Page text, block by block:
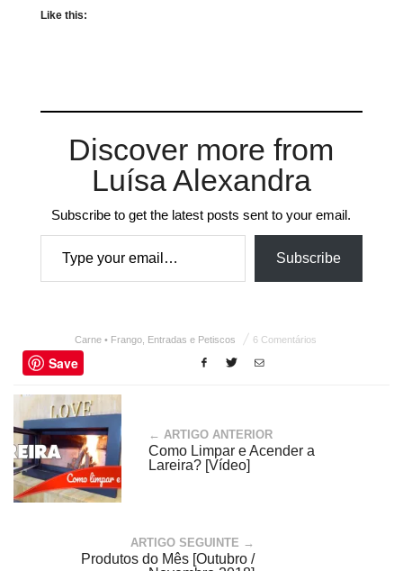
Like this:
Discover more from
Luísa Alexandra
Subscribe to get the latest posts sent to your email.
Type your email…
Subscribe
Carne • Frango, Entradas e Petiscos 6 Comentários
Save
← ARTIGO ANTERIOR
Como Limpar e Acender a
Lareira? [Vídeo]
ARTIGO SEGUINTE →
Produtos do Mês [Outubro /